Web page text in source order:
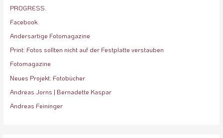
PROGRESS.
Facebook.
Andersartige Fotomagazine
Print: Fotos sollten nicht auf der Festplatte verstauben
Fotomagazine
Neues Projekt: Fotobücher
Andreas Jorns | Bernadette Kaspar
Andreas Feininger